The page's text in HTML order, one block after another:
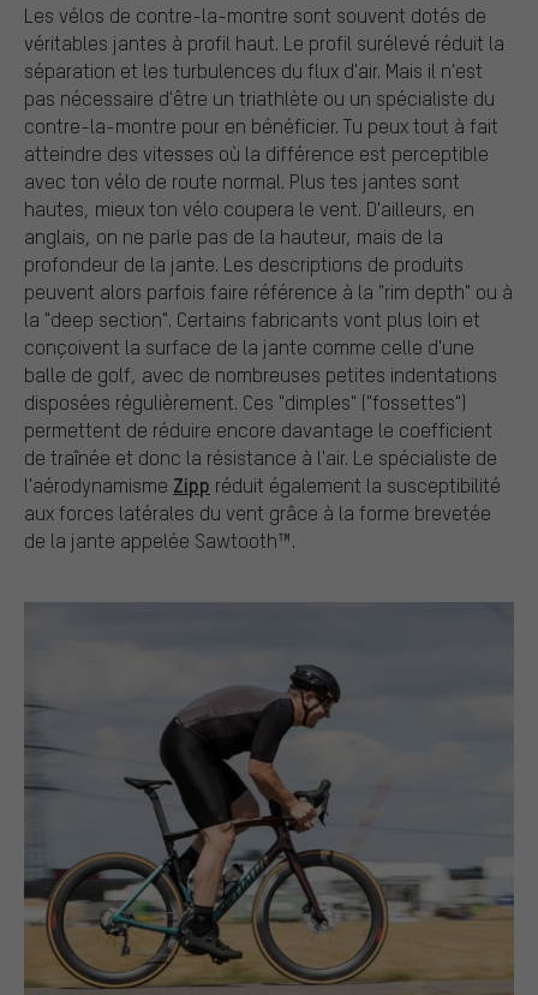
Les vélos de contre-la-montre sont souvent dotés de
véritables jantes à profil haut. Le profil surélevé réduit la
séparation et les turbulences du flux d'air. Mais il n'est
pas nécessaire d'être un triathlète ou un spécialiste du
contre-la-montre pour en bénéficier. Tu peux tout à fait
atteindre des vitesses où la différence est perceptible
avec ton vélo de route normal. Plus tes jantes sont
hautes, mieux ton vélo coupera le vent. D'ailleurs, en
anglais, on ne parle pas de la hauteur, mais de la
profondeur de la jante. Les descriptions de produits
peuvent alors parfois faire référence à la "rim depth" ou à
la "deep section". Certains fabricants vont plus loin et
conçoivent la surface de la jante comme celle d'une
balle de golf, avec de nombreuses petites indentations
disposées régulièrement. Ces "dimples" ("fossettes")
permettent de réduire encore davantage le coefficient
de traînée et donc la résistance à l'air. Le spécialiste de
l'aérodynamisme Zipp réduit également la susceptibilité
aux forces latérales du vent grâce à la forme brevetée
de la jante appelée Sawtooth™.